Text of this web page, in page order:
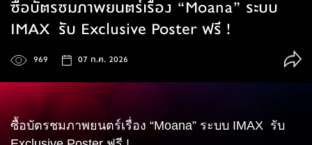
ซื้อบัตรชมภาพยนตร์เรื่อง “Moana” ระบบ
IMAX รับ Exclusive Poster ฟรี !
969 07 ก.ค. 2026
ซื้อบัตรชมภาพยนตร์เรื่อง “Moana” ระบบ IMAX รับ